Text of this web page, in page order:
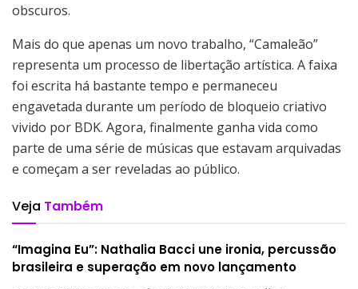
obscuros.
Mais do que apenas um novo trabalho, “Camaleão”
representa um processo de libertação artística. A faixa
foi escrita há bastante tempo e permaneceu
engavetada durante um período de bloqueio criativo
vivido por BDK. Agora, finalmente ganha vida como
parte de uma série de músicas que estavam arquivadas
e começam a ser reveladas ao público.
Veja Também
“Imagina Eu”: Nathalia Bacci une ironia, percussão
brasileira e superação em novo lançamento